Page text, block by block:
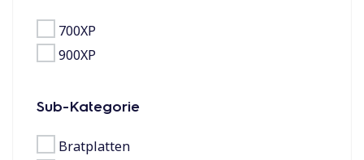
700XP
900XP
Sub-Kategorie
Bratplatten